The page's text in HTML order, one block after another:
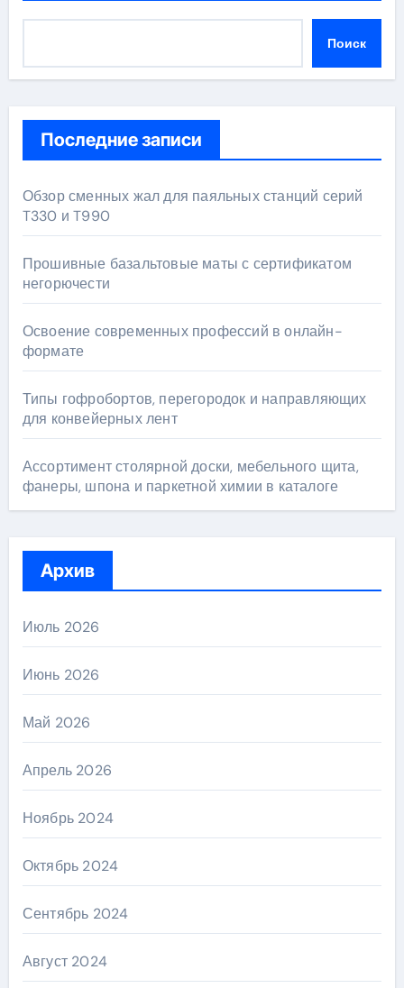
Поиск
Последние записи
Обзор сменных жал для паяльных станций серий
T330 и T990
Прошивные базальтовые маты с сертификатом
негорючести
Освоение современных профессий в онлайн-
формате
Типы гофробортов, перегородок и направляющих
для конвейерных лент
Ассортимент столярной доски, мебельного щита,
фанеры, шпона и паркетной химии в каталоге
Архив
Июль 2026
Июнь 2026
Май 2026
Апрель 2026
Ноябрь 2024
Октябрь 2024
Сентябрь 2024
Август 2024